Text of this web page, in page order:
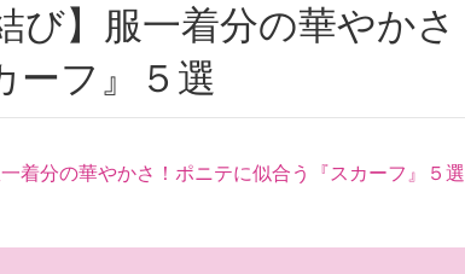
ーフ』５選
着分の華やかさ！ポニテに似合う『スカーフ』５選